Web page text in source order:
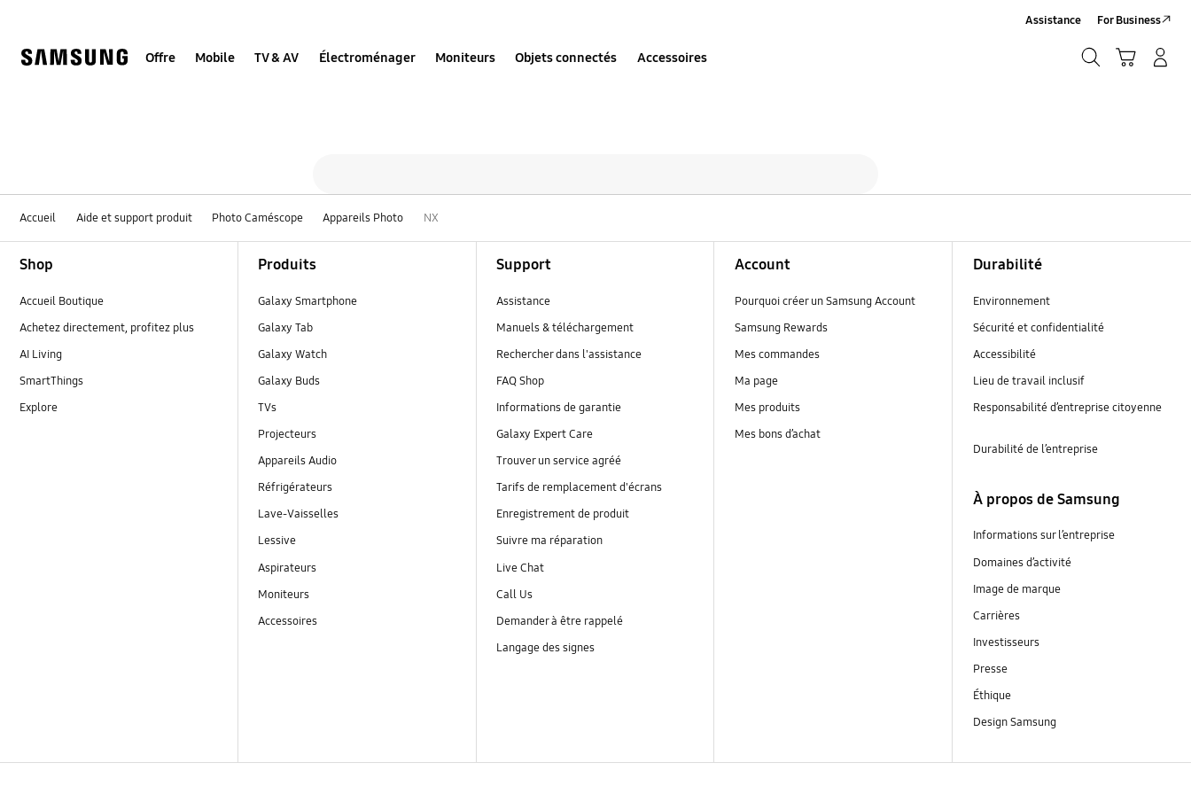
Offre Mobile TV & AV Électroménager Moniteurs Objets connectés Accessoires
Assistance For Business
Accueil Aide et support produit Photo Caméscope Appareils Photo NX
Shop
Accueil Boutique
Achetez directement, profitez plus
AI Living
SmartThings
Explore
Produits
Galaxy Smartphone
Galaxy Tab
Galaxy Watch
Galaxy Buds
TVs
Projecteurs
Appareils Audio
Réfrigérateurs
Lave-Vaisselles
Lessive
Aspirateurs
Moniteurs
Accessoires
Support
Assistance
Manuels & téléchargement
Rechercher dans l'assistance
FAQ Shop
Informations de garantie
Galaxy Expert Care
Trouver un service agréé
Tarifs de remplacement d'écrans
Enregistrement de produit
Suivre ma réparation
Live Chat
Call Us
Demander à être rappelé
Langage des signes
Account
Pourquoi créer un Samsung Account
Samsung Rewards
Mes commandes
Ma page
Mes produits
Mes bons d’achat
Durabilité
Environnement
Sécurité et confidentialité
Accessibilité
Lieu de travail inclusif
Responsabilité d’entreprise citoyenne
Durabilité de l’entreprise
À propos de Samsung
Informations sur l’entreprise
Domaines d’activité
Image de marque
Carrières
Investisseurs
Presse
Éthique
Design Samsung